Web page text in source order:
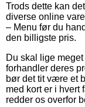
Trods dette kan
diverse online
– Menu før du
den billigste pris.
Du skal lige
forhandler deres
bør det tit være et
med kort er i hvert
redder os overfor